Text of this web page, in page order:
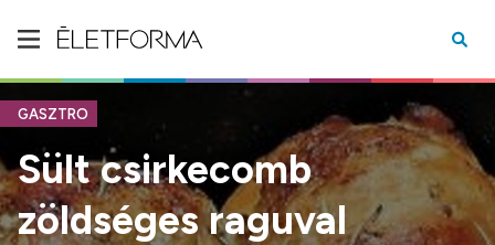
GASZTRO
Sült csirkecomb
zöldséges raguval